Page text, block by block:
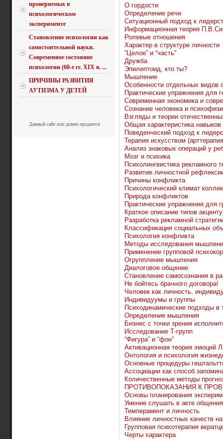
проверяемых в
психологическом
эксперименте
Становление психологии как
самостоятельной науки.
Современное состояние
психологии (60-е гг. XIX в. ...
ПРИЧИНЫ РАЗВИТИЯ
АУТИЗМА У ДЕТЕЙ
Данный сайт или домен продается
О гордости
Определение речи
Ситуационный подход к
Информационная теория
Ролевые отношения
Характер в структуре личности
”Целое” и “часть”
Дружба
Эпилептоид, кто ты?
Мышление
Особенности отдельных видов
Практические упражнения для
Современная экономика и
Сознание человека и
Взгляды и теории
Общая характеристика навыков
Поведенческий подход к
Терапия искусством
Анализ знаковых операций у
Мозг и психика
Психолингвистика рекламного
Развитие личностной
Причины конфликта
Психологический климат
Природа конфликтов
Практические упражнения для
Краткое описание типов
Разработка рекламной
Классификация социальных
Психология конфликта
Методы исследования
Применение групповой
Огруппление мышления
Диалоговое общение
Становление самосознания в
Не бойтесь брачного договора!
Человек как личность,
Индивидуумы и группы
Психодинамические подходы в
Определение мышления
Бизнес с точки зрения
Исследование Т-групп
“Фигура” и “фон”
Активационная теория эмоций
Онтология и психология
Основные процедуры
Ассоциации как способ
Количественные методы
ПРОТИВОПОКАЗАНИЯ К
Основы планирования
Умение слушать в акте общения
Темперамент и личность
Влияние личностных качеств
Групповая психотерапия
Черты характера